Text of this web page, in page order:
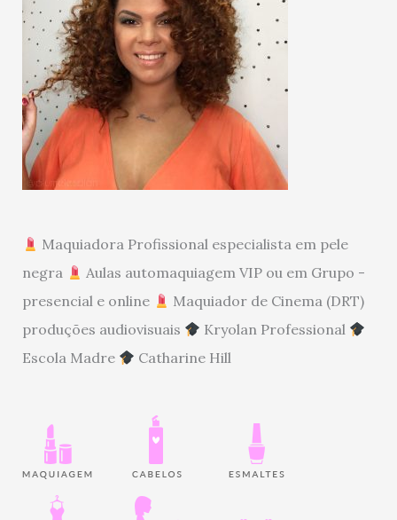
Maquiadora Profissional especialista em pele
negra
Aulas automaquiagem VIP ou em Grupo -
presencial e online
Maquiador de Cinema (DRT)
produções audiovisuais
Kryolan Professional
Escola Madre
Catharine Hill